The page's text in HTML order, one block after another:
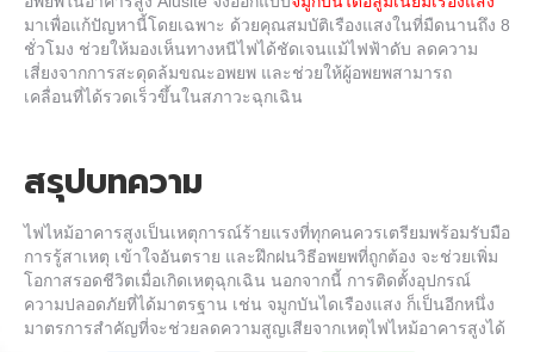
มาเพื่อแก้ปัญหานี้โดยเฉพาะ ด้วยคุณสมบัติเรืองแสงในที่มืดนานถึง 8
ชั่วโมง ช่วยให้มองเห็นทางหนีไฟได้ชัดเจนแม้ไฟฟ้าดับ ลดความ
เสี่ยงจากการสะดุดล้มขณะอพยพ และช่วยให้ผู้อพยพสามารถ
เคลื่อนที่ได้รวดเร็วขึ้นในสภาวะฉุกเฉิน
สรุปบทความ
ไฟไหม้อาคารสูงเป็นเหตุการณ์ร้ายแรงที่ทุกคนควรเตรียมพร้อมรับมือ
การรู้สาเหตุ เข้าใจอันตราย และฝึกฝนวิธีอพยพที่ถูกต้อง จะช่วยเพิ่ม
โอกาสรอดชีวิตเมื่อเกิดเหตุฉุกเฉิน นอกจากนี้ การติดตั้งอุปกรณ์
ความปลอดภัยที่ได้มาตรฐาน เช่น จมูกบันไดเรืองแสง ก็เป็นอีกหนึ่ง
มาตรการสำคัญที่จะช่วยลดความสูญเสียจากเหตุไฟไหม้อาคารสูงได้